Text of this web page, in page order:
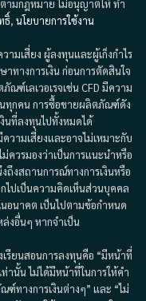
ามกฎหมาย ไม่อนุญาตให้ ทำ
ธิ์, นโยบายการใช้งาน
ามเสี่ยง ผู้ลงทุนและผู้เก็งกำไร
ทางการเงิน ก่อนการตัดสินใจ
ณฑ์เลเวอเรจเช่น CFD มีความ
ทุกคน การซื้อขายผลิตภัณฑ์ดัง
นที่ลงทุนไปทั้งหมดได้
ามเสี่ยงและอาจไม่เหมาะกับ
ควรมองว่าเป็นการแนะนำหรือ
ถึงสถานการณ์ทางการเงินหรือ
ไปเป็นความคิดเห็นส่วนบุคคล
อนาคต เป็นไปตามข้อกำหนด
งอื่นๆ หากจำเป็น
เรียนสอนการลงทุนคือ “มีหน้าที่
านั้น ไม่ได้มีหน้าที่ในการให้คำ
ทางการเงินต่างๆ” และ “ไม่